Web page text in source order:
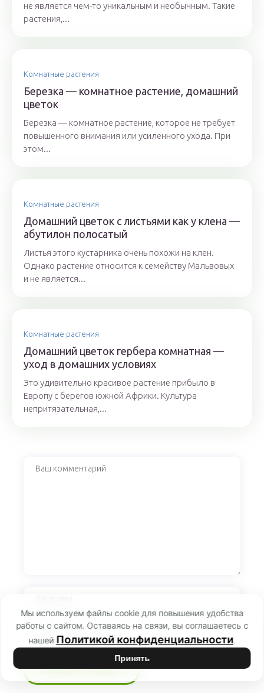
не является чем-то уникальным и необычным. Такие
растения,...
Комнатные растения
Березка — комнатное растение, домашний
цветок
Березка — комнатное растение, которое не требует
повышенного внимания или усиленного ухода. При
этом...
Комнатные растения
Домашний цветок с листьями как у клена —
абутилон полосатый
Листья этого кустарника очень похожи на клен.
Однако растение относится к семейству Мальвовых
и не является...
Комнатные растения
Домашний цветок гербера комнатная —
уход в домашних условиях
Это удивительно красивое растение прибыло в
Европу с берегов южной Африки. Культура
непритязательная,...
Мы используем файлы cookie для повышения удобства
работы с сайтом. Оставаясь на связи, вы соглашаетесь с
нашей Политикой конфиденциальности.
Принять